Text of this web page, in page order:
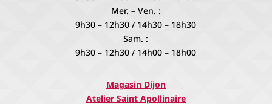
Mer. – Ven. :
9h30 – 12h30 / 14h30 – 18h30
Sam. :
9h30 – 12h30 / 14h00 – 18h00
Magasin Dijon
Atelier Saint Apollinaire